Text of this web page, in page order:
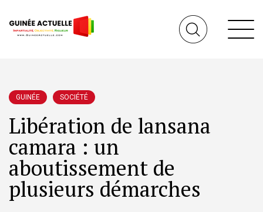
GUINÉE SOCIÉTÉ
Libération de lansana
camara : un
aboutissement de
plusieurs démarches